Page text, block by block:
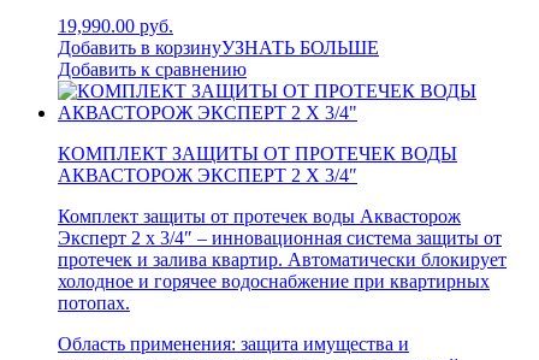
19,990.00 руб.
Добавить в корзинуУЗНАТЬ БОЛЬШЕ
Добавить к сравнению
КОМПЛЕКТ ЗАЩИТЫ ОТ ПРОТЕЧЕК ВОДЫ
АКВАСТОРОЖ ЭКСПЕРТ 2 Х 3/4″
Комплект защиты от протечек воды Аквасторож
Эксперт 2 х 3/4″ – инновационная система защиты от
протечек и залива квартир. Автоматически блокирует
холодное и горячее водоснабжение при квартирных
потопах.
Область применения: защита имущества и